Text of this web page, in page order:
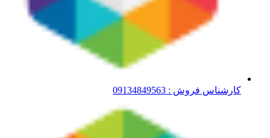
کارشناس فروش : 09134849563